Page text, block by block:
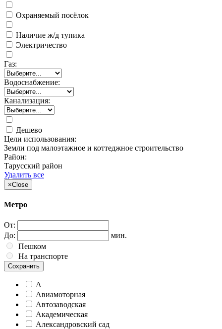
Охраняемый посёлок
Наличие ж/д тупика
Электричество
Газ:
Водоснабжение:
Канализация:
Дешево
Цели использования:
Земли под малоэтажное и коттеджное строительство
Район:
Тарусский район
Удалить все
×Close
Метро
От:
До:
мин.
Пешком
На транспорте
Сохранить
А
Авиамоторная
Автозаводская
Академическая
Александровский сад